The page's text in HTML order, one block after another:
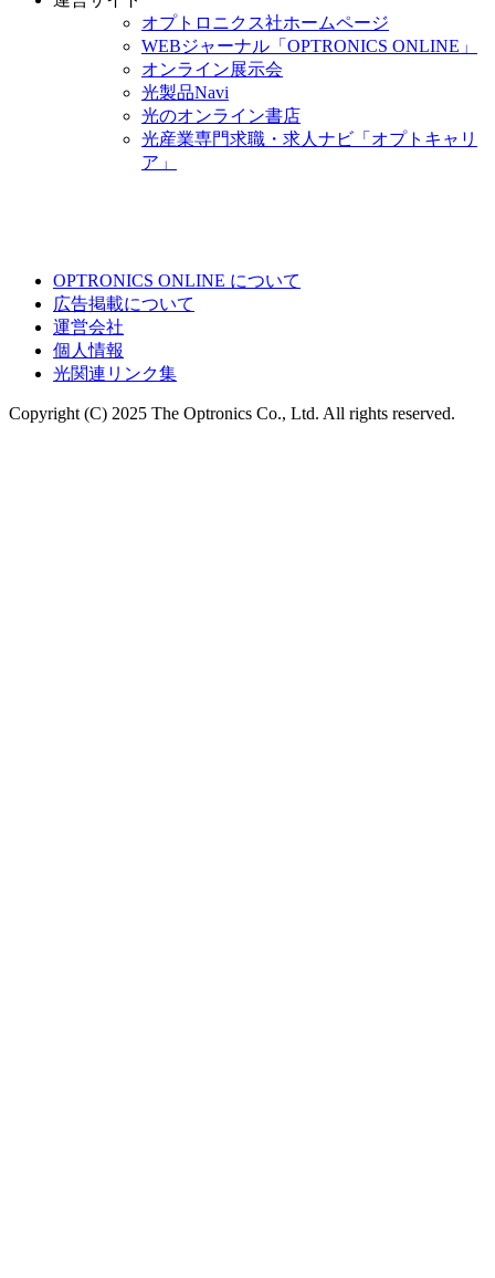
オプトロニクス社ホームページ
WEBジャーナル「OPTRONICS ONLINE」
オンライン展示会
光製品Navi
光のオンライン書店
光産業専門求職・求人ナビ「オプトキャリ
ア」
OPTRONICS ONLINE について
広告掲載について
運営会社
個人情報
光関連リンク集
Copyright (C) 2025 The Optronics Co., Ltd. All rights reserved.